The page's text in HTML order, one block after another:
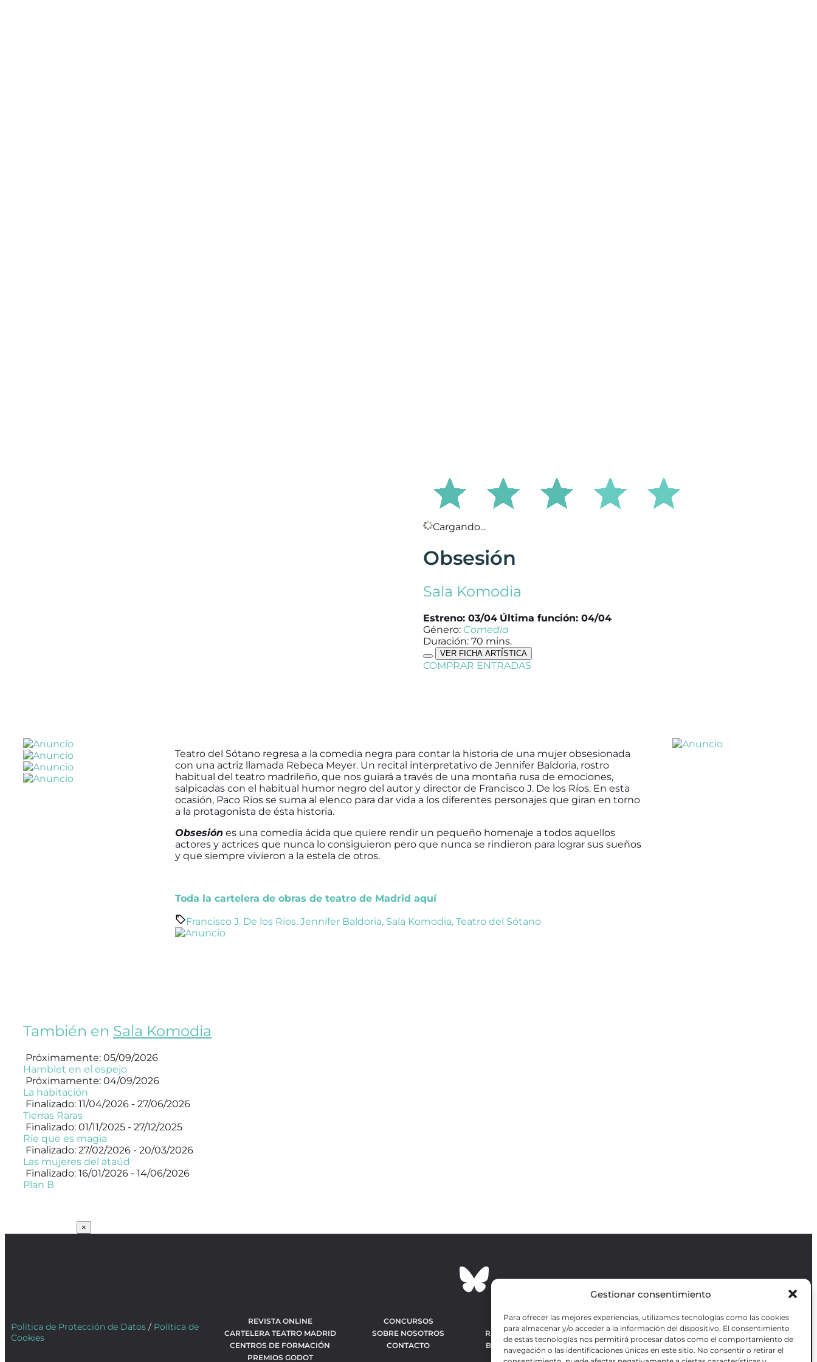
Gestionar consentimiento
Para ofrecer las mejores experiencias, utilizamos tecnologías como las cookies
para almacenar y/o acceder a la información del dispositivo. El consentimiento
de estas tecnologías nos permitirá procesar datos como el comportamiento de
navegación o las identificaciones únicas en este sitio. No consentir o retirar el
Cargando...
Obsesión
Sala Komodia
Estreno: 03/04 Última función: 04/04
Género: Comedia
Duración: 70 mins.
VER FICHA ARTÍSTICA
COMPRAR ENTRADAS
Teatro del Sótano regresa a la comedia negra para contar la historia de una mujer obsesionada
con una actriz llamada Rebeca Meyer. Un recital interpretativo de Jennifer Baldoria, rostro
habitual del teatro madrileño, que nos guiará a través de una montaña rusa de emociones,
salpicadas con el habitual humor negro del autor y director de Francisco J. De los Ríos. En esta
ocasión, Paco Ríos se suma al elenco para dar vida a los diferentes personajes que giran en torno
a la protagonista de ésta historia.
Obsesión es una comedia ácida que quiere rendir un pequeño homenaje a todos aquellos
actores y actrices que nunca lo consiguieron pero que nunca se rindieron para lograr sus sueños
y que siempre vivieron a la estela de otros.
Toda la cartelera de obras de teatro de Madrid aquí
Francisco J. De los Ríos, Jennifer Baldoria, Sala Komodia, Teatro del Sótano
También en Sala Komodia
Próximamente: 05/09/2026
Hamblet en el espejo
Próximamente: 04/09/2026
La habitación
Finalizado: 11/04/2026 - 27/06/2026
Tierras Raras
Finalizado: 01/11/2025 - 27/12/2025
Ríe que es magia
Finalizado: 27/02/2026 - 20/03/2026
Las mujeres del ataúd
Finalizado: 16/01/2026 - 14/06/2026
Plan B
×
Política de Protección de Datos / Política de
Cookies
REVISTA ONLINE
CARTELERA TEATRO MADRID
CENTROS DE FORMACIÓN
PREMIOS GODOT
CONCURSOS
SOBRE NOSOTROS
CONTACTO
OBRAS MÁS VOTADAS
RANKING MEJORES OBRAS
BÚSQUEDA AVANZADA DE
OBRAS
Revista GODOT
es una revista
sobre artes escénicas de Madrid, gratuita y
que se distribuye en espacios escénicos,
además de otros puntos de interés turístico
y de ocio de la capital.